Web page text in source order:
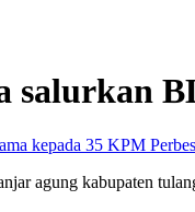
agung kabupaten